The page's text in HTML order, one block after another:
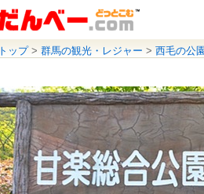
トップ> 群馬の観光・レジャー > 西毛の公園